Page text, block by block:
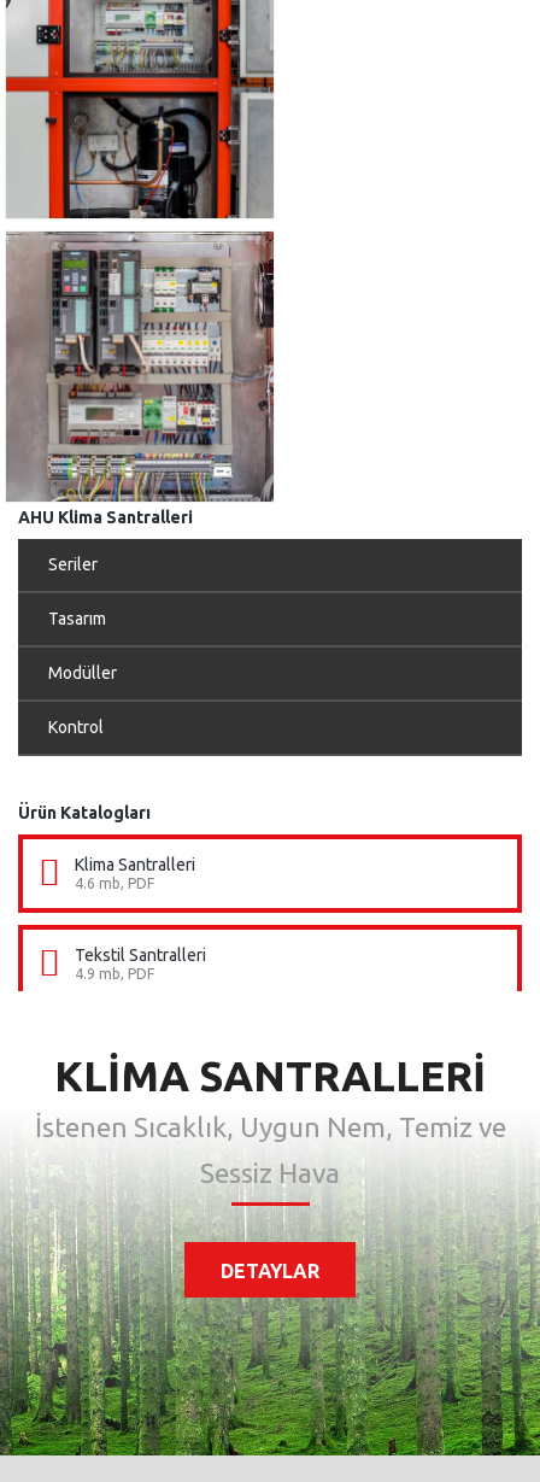
AHU Klima
Santralleri
AHU Klima
Santralleri
AHU Klima
Santralleri
AHU Klima Santralleri
Seriler
Tasarım
Modüller
Kontrol
Ürün Katalogları
Klima Santralleri
4.6 mb, PDF
Tekstil Santralleri
4.9 mb, PDF
KLİMA SANTRALLERİ
İstenen Sıcaklık, Uygun Nem, Temiz ve
Sessiz Hava
DETAYLAR